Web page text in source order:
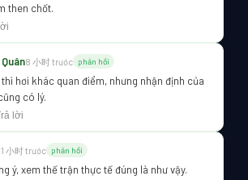
then chốt.
8 小时 trước phản hồi
thì hơi khác quan điểm, nhưng nhận định của
có lý.
lời
小时 trước phản hồi
ý, xem thế trận thực tế đúng là như vậy.